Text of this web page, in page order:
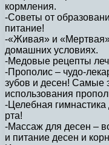
кормления.
-Советы от
питание!
-«Живая» и
домашних условиях.
-Медовые рецепты
-Прополис – чудо-
зубов и десен! Самые
использования
-Целебная гимнастика
рта!
-Массаж для десен –
и питание десен и